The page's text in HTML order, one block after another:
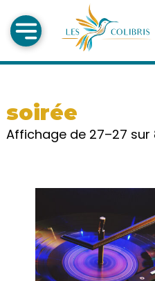
soirée
Affichage de 27–27